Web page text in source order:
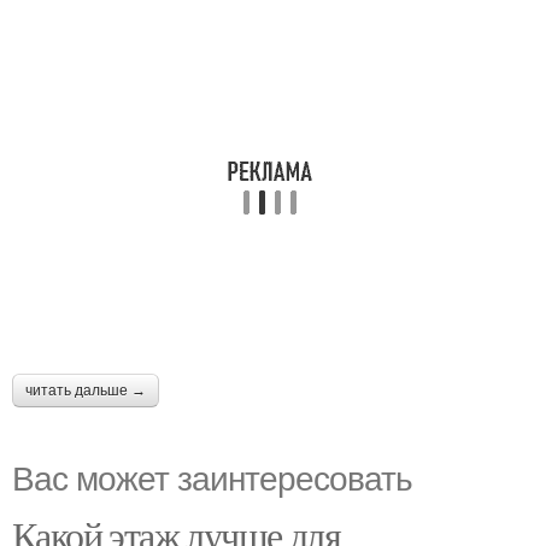
читать дальше →
Вас может заинтересовать
Какой этаж лучше для